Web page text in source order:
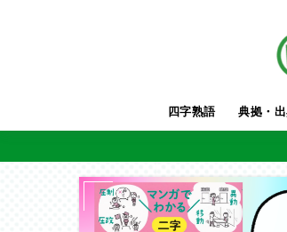
四字熟語 典拠・